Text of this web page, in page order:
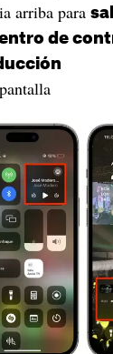
arriba para
de